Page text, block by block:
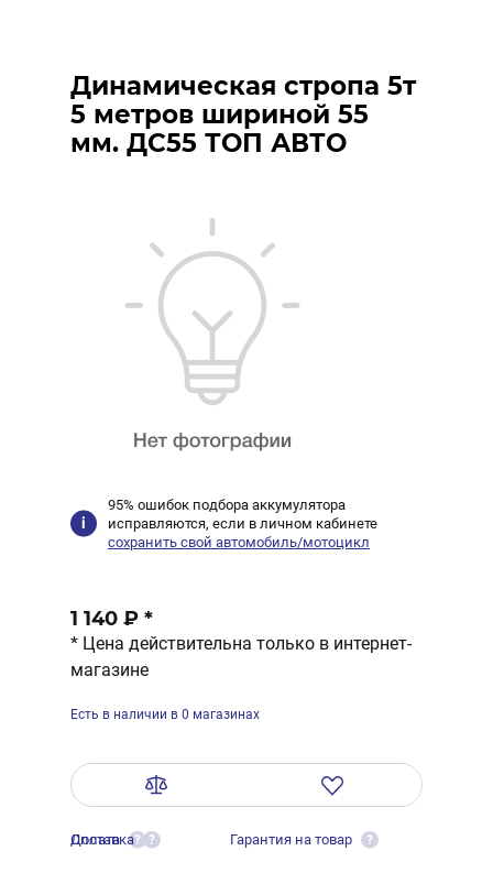
Динамическая стропа 5т
5 метров шириной 55
мм. ДС55 ТОП АВТО
95% ошибок подбора аккумулятора
исправляются, если в личном кабинете
сохранить свой автомобиль/мотоцикл
1 140 ₽ *
* Цена действительна только в интернет-
магазине
Есть в наличии в 0 магазинах
Оплата ?
Доставка ? Гарантия на товар ?